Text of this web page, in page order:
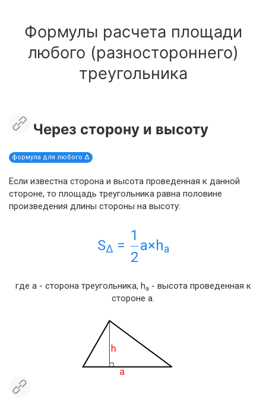
Формулы расчета площади
любого (разностороннего)
треугольника
Через сторону и высоту
формула для любого Δ
Если известна сторона и высота проведенная к данной
стороне, то площадь треугольника равна половине
произведения длины стороны на высоту:
SΔ =
1
2
a×ha
где a - сторона треугольника, ha - высота проведенная к
стороне a.